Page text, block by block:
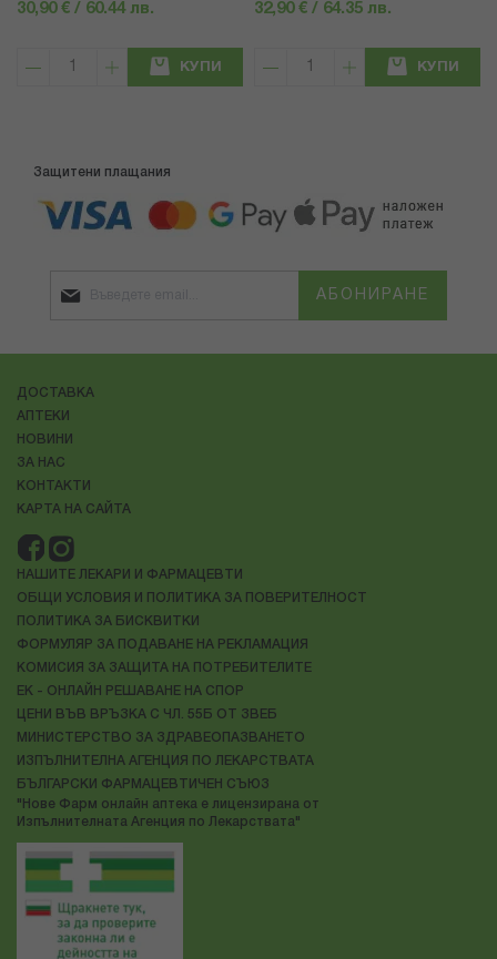
30,90 € / 60.44 лв.
КУПИ
32,90 € / 64.35 лв.
КУПИ
Защитени плащания
АБОНИРАНЕ
ДОСТАВКА
АПТЕКИ
НОВИНИ
ЗА НАС
КОНТАКТИ
КАРТА НА САЙТА
НАШИТЕ ЛЕКАРИ И ФАРМАЦЕВТИ
ОБЩИ УСЛОВИЯ И ПОЛИТИКА ЗА ПОВЕРИТЕЛНОСТ
ПОЛИТИКА ЗА БИСКВИТКИ
ФОРМУЛЯР ЗА ПОДАВАНЕ НА РЕКЛАМАЦИЯ
КОМИСИЯ ЗА ЗАЩИТА НА ПОТРЕБИТЕЛИТЕ
ЕК - ОНЛАЙН РЕШАВАНЕ НА СПОР
ЦЕНИ ВЪВ ВРЪЗКА С ЧЛ. 55Б ОТ ЗВЕБ
МИНИСТЕРСТВО ЗА ЗДРАВЕОПАЗВАНЕТО
ИЗПЪЛНИТЕЛНА АГЕНЦИЯ ПО ЛЕКАРСТВАТА
БЪЛГАРСКИ ФАРМАЦЕВТИЧЕН СЪЮЗ
"Нове Фарм онлайн аптека е лицензирана от
Изпълнителната Агенция по Лекарствата"